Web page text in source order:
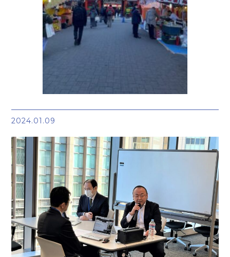
2024.01.09